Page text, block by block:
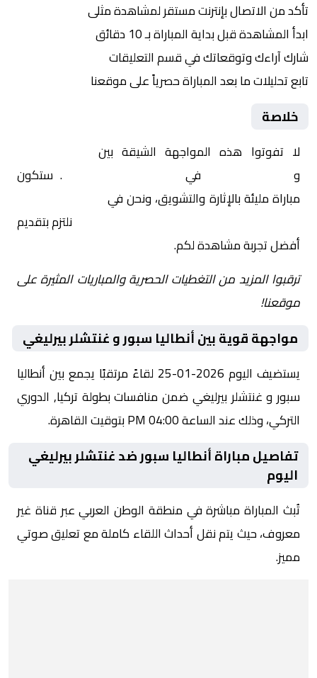
تأكد من الاتصال بإنترنت مستقر لمشاهدة مثلى
ابدأ المشاهدة قبل بداية المباراة بـ 10 دقائق
شارك آراءك وتوقعاتك في قسم التعليقات
تابع تحليلات ما بعد المباراة حصرياً على موقعنا
خلاصة
لا تفوتوا هذه المواجهة الشيقة بين
وغنتشلر بيرليغي في
. ستكون
مباراة مليئة بالإثارة والتشويق، ونحن في
نلتزم بتقديم
أفضل تجربة مشاهدة لكم.
ترقبوا المزيد من التغطيات الحصرية والمباريات المثيرة على
موقعنا!
مواجهة قوية بين أنطاليا سبور و غنتشلر بيرليغي
يستضيف اليوم 2026-01-25 لقاءً مرتقبًا يجمع بين أنطاليا
سبور و غنتشلر بيرليغي ضمن منافسات بطولة تركيا, الدوري
التركي، وذلك عند الساعة 04:00 PM بتوقيت القاهرة.
تفاصيل مباراة أنطاليا سبور ضد غنتشلر بيرليغي
اليوم
تُبث المباراة مباشرة في منطقة الوطن العربي عبر قناة غير
معروف، حيث يتم نقل أحداث اللقاء كاملة مع تعليق صوتي
مميز.